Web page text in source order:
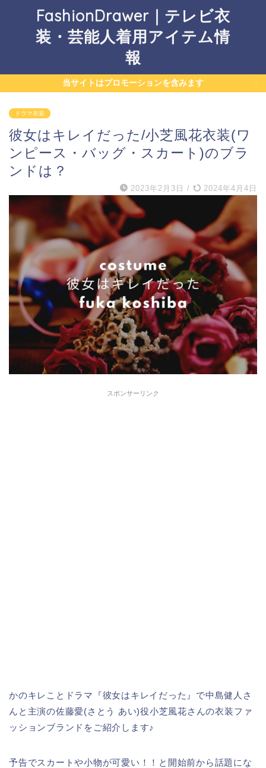
FashionDrawer｜テレビ衣
装・芸能人着用アイテム情
報
当サイトはプロモーションを含みます
ドラマ衣装
彼女はキレイだった/小芝風花衣装(ワ
ンピース・バッグ・スカート)のブラ
ンドは？
2023年2月3日 / 2024年4月4日
スポンサーリンク
かのキレことドラマ『彼女はキレイだった』で中島健人さ
んと主演の佐藤愛(さとう あい)役小芝風花さんの衣装ファ
ッションブランドをご紹介します♪
予告でスカートや小物が可愛い！！と開始前から話題にな